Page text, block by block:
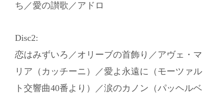
ち／愛の讃歌／アドロ
Disc2:
恋はみずいろ／オリーブの首飾り／アヴェ・マ
リア（カッチーニ）／愛よ永遠に（モーツァル
ト交響曲40番より）／涙のカノン（パッヘルベ